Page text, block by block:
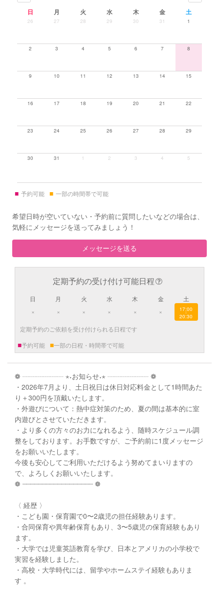
日 月 火 水 木 金 土
26 27 28 29 30 31 1
2 3 4 5 6 7 8
9 10 11 12 13 14 15
16 17 18 19 20 21 22
23 24 25 26 27 28 29
30 31 1 2 3 4 5
■ 予約可能 ■ 一部の時間帯で可能
希望日時が空いていない・予約前に質問したいなどの場合は、
気軽にメッセージを送ってみましょう！
メッセージを送る
定期予約の受け付け可能日程
日
×
月
×
火
×
水
×
木
×
金
×
土
17:00
|
20:30
定期予約のご依頼を受け付けられる日程です
■予約可能 ■一部の日程・時間帯で可能
❁ ┈┈┈┈┈┈ ⋆˖お知らせ˖⋆ ┈┈┈┈┈┈ ❁
・2026年7月より、土日祝日は休日対応料金として1時間あた
り＋300円を頂戴いたします。
・外遊びについて：熱中症対策のため、夏の間は基本的に室
内遊びとさせていただきます。
・より多くの方々のお力になれるよう、随時スケジュール調
整をしております。お手数ですが、ご予約前に1度メッセージ
をお願いいたします。
今後も安心してご利用いただけるよう努めてまいりますの
で、よろしくお願いいたします。
❁ ┈┈┈┈┈┈┈┈┈┈┈┈┈┈┈┈┈┈ ❁
〈 経歴 〉
・こども園・保育園で0〜2歳児の担任経験あります。
・合同保育や異年齢保育もあり、3〜5歳児の保育経験もあり
ます。
・大学では児童英語教育を学び、日本とアメリカの小学校で
実習を経験しました。
・高校・大学時代には、留学やホームステイ経験もありま
す 。